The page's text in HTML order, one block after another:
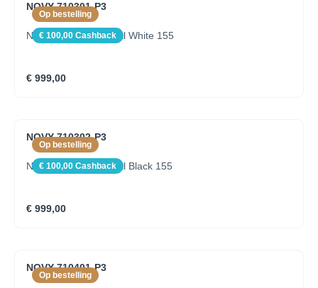
Op bestelling
€ 100,00 Cashback
NOVY 710301-P3
Novy Pendant Mineral White 155
€ 999,00
Op bestelling
€ 100,00 Cashback
NOVY 710302-P3
Novy Pendant Mineral Black 155
€ 999,00
Op bestelling
NOVY 710401-P3